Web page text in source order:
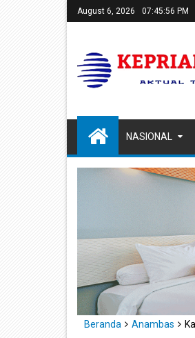
August 6, 2026 07:45:57 PM
NASIONAL
Beranda Anambas